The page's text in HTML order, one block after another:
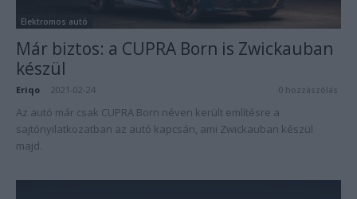
Elektromos autó
Már biztos: a CUPRA Born is Zwickauban
készül
Eriqo 2021-02-24 0 hozzászólás
Az autó már csak CUPRA Born néven került említésre a
sajtónyilatkozatban az autó kapcsán, ami Zwickauban készül
majd.